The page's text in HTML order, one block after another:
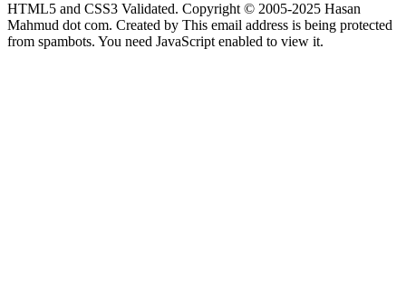
HTML5 and CSS3 Validated. Copyright © 2005-2025 Hasan
Mahmud dot com. Created by This email address is being protected
from spambots. You need JavaScript enabled to view it.